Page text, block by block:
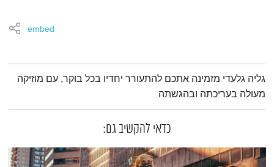
embed
תמצית הפודקאסט
גליה גלעדי מזמינה אתכם להתעורר יחדיו בכל בוקר, עם מוזיקה
מעולה בעריכתה ובהגשתה
כדאי להקשיב גם: